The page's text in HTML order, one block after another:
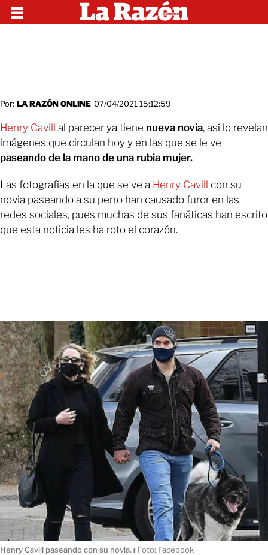
Por: LA RAZÓN ONLINE 07/04/2021 15:12:59
Henry Cavill al parecer ya tiene nueva novia, así lo revelan
imágenes que circulan hoy y en las que se le ve
paseando de la mano de una rubia mujer.
Las fotografías en la que se ve a Henry Cavill con su
novia paseando a su perro han causado furor en las
redes sociales, pues muchas de sus fanáticas han escrito
que esta noticia les ha roto el corazón.
Henry Cavill paseando con su novia. ı Foto: Facebook